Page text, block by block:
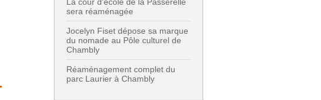
sera réaménagée
Jocelyn Fiset dépose sa marque
du nomade au Pôle culturel de
Chambly
Réaménagement complet du
parc Laurier à Chambly